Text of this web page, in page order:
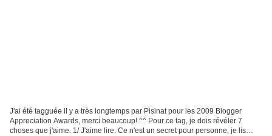
J'ai été tagguée il y a très longtemps par Pisinat pour les 2009 Blogger
Appreciation Awards, merci beaucoup! ^^ Pour ce tag, je dois révéler 7
choses que j'aime. 1/ J'aime lire. Ce n'est un secret pour personne, je lis